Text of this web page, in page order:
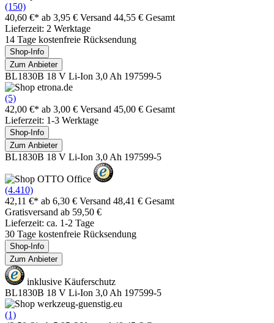
(150)
40,60 €* ab 3,95 € Versand 44,55 € Gesamt
Lieferzeit: 2 Werktage
14 Tage kostenfreie Rücksendung
Shop-Info
Zum Anbieter
BL1830B 18 V Li-Ion 3,0 Ah 197599-5
(5)
42,00 €* ab 3,00 € Versand 45,00 € Gesamt
Lieferzeit: 1-3 Werktage
Shop-Info
Zum Anbieter
BL1830B 18 V Li-Ion 3,0 Ah 197599-5
(4.410)
42,11 €* ab 6,30 € Versand 48,41 € Gesamt
Gratisversand ab 59,50 €
Lieferzeit: ca. 1-2 Tage
30 Tage kostenfreie Rücksendung
Shop-Info
Zum Anbieter
inklusive Käuferschutz
BL1830B 18 V Li-Ion 3,0 Ah 197599-5
(1)